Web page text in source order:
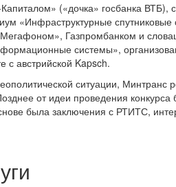
(«дочка» госбанка ВТБ),
«Инфраструктурные
Газпромбанком и
системы»,
австрийской Kapsch.
ситуации, Минтранс
от идеи проведения
была заключения с РТИТС,